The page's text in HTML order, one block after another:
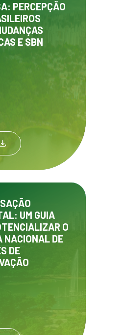
PERCEPÇÃO
E SBN
UM GUIA
O
NACIONAL DE
DE